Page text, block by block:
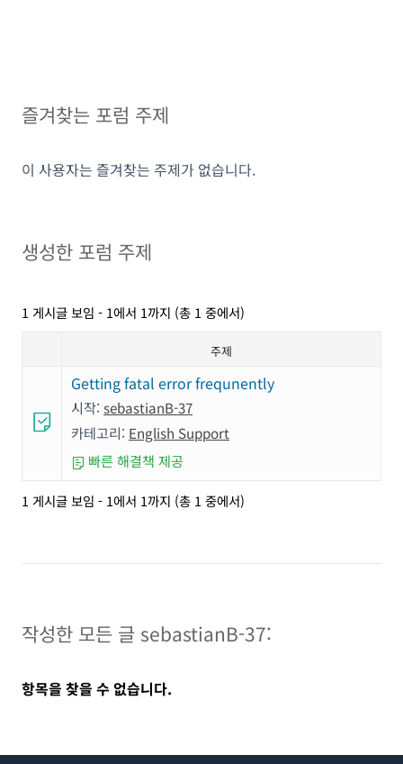
즐겨찾는 포럼 주제
이 사용자는 즐겨찾는 주제가 없습니다.
생성한 포럼 주제
1 게시글 보임 - 1에서 1까지 (총 1 중에서)
주제
Getting fatal error frequnently
시작: sebastianB-37
카테고리: English Support
빠른 해결책 제공
1 게시글 보임 - 1에서 1까지 (총 1 중에서)
작성한 모든 글 sebastianB-37:
항목을 찾을 수 없습니다.